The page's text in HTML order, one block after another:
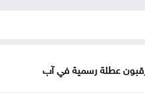
الأمني وتطورات
عطلة رسمية في آب